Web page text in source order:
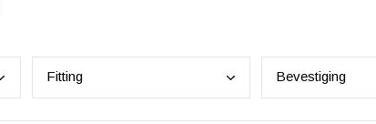
Fitting Bevestiging